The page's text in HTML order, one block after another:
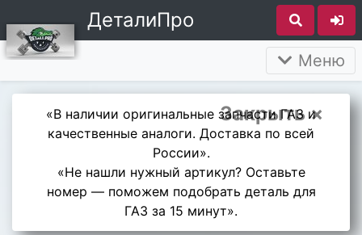
ДеталиПро
Меню
Закрыть ×
«В наличии оригинальные запчасти ГАЗ и
качественные аналоги. Доставка по всей
России».
«Не нашли нужный артикул? Оставьте
номер — поможем подобрать деталь для
ГАЗ за 15 минут».